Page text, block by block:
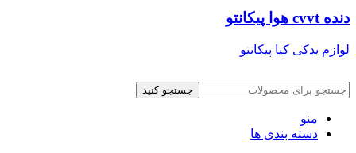
دنده cvvt هوا پیکانتو
لوازم یدکی کیا پیکانتو
جستجو کنید
منو
دسته بندی ها